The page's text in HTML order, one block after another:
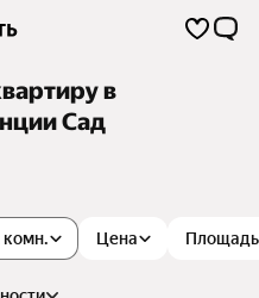
в
Сад
комн. Цена Площадь